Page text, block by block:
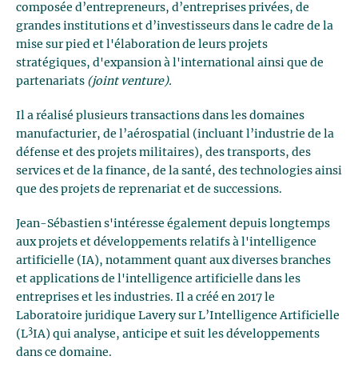
composée d’entrepreneurs, d’entreprises privées, de
grandes institutions et d’investisseurs dans le cadre de la
mise sur pied et l'élaboration de leurs projets
stratégiques, d'expansion à l'international ainsi que de
partenariats (joint venture).
Il a réalisé plusieurs transactions dans les domaines
manufacturier, de l’aérospatial (incluant l’industrie de la
défense et des projets militaires), des transports, des
services et de la finance, de la santé, des technologies ainsi
que des projets de reprenariat et de successions.
Jean-Sébastien s'intéresse également depuis longtemps
aux projets et développements relatifs à l'intelligence
artificielle (IA), notamment quant aux diverses branches
et applications de l'intelligence artificielle dans les
entreprises et les industries. Il a créé en 2017 le
Laboratoire juridique Lavery sur L’Intelligence Artificielle
(L3IA) qui analyse, anticipe et suit les développements
dans ce domaine.